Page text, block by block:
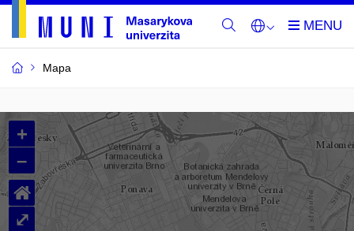
Mapa
Budovy
a
místnosti
MU
+
–
⌂
⤢